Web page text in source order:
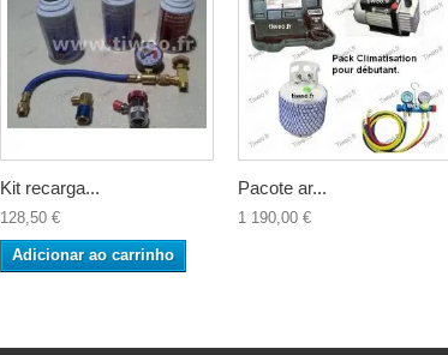
Kit recarga...
128,50 €
Adicionar ao carrinho
Pacote ar...
1 190,00 €